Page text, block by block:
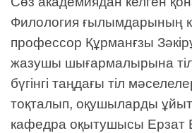
Филология ғылымдарының
профессор Құрманғзы
жазушы шығармалырына
бүгінгі таңдағы тіл
тоқталып, оқушыларды
кафедра оқытушысы Ерзат